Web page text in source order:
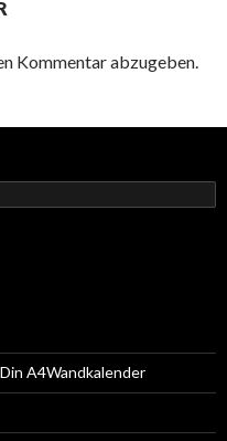
Kommentar abzugeben.
A4Wandkalender